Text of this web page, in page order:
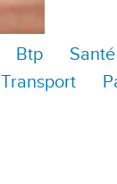
Btp
Transport